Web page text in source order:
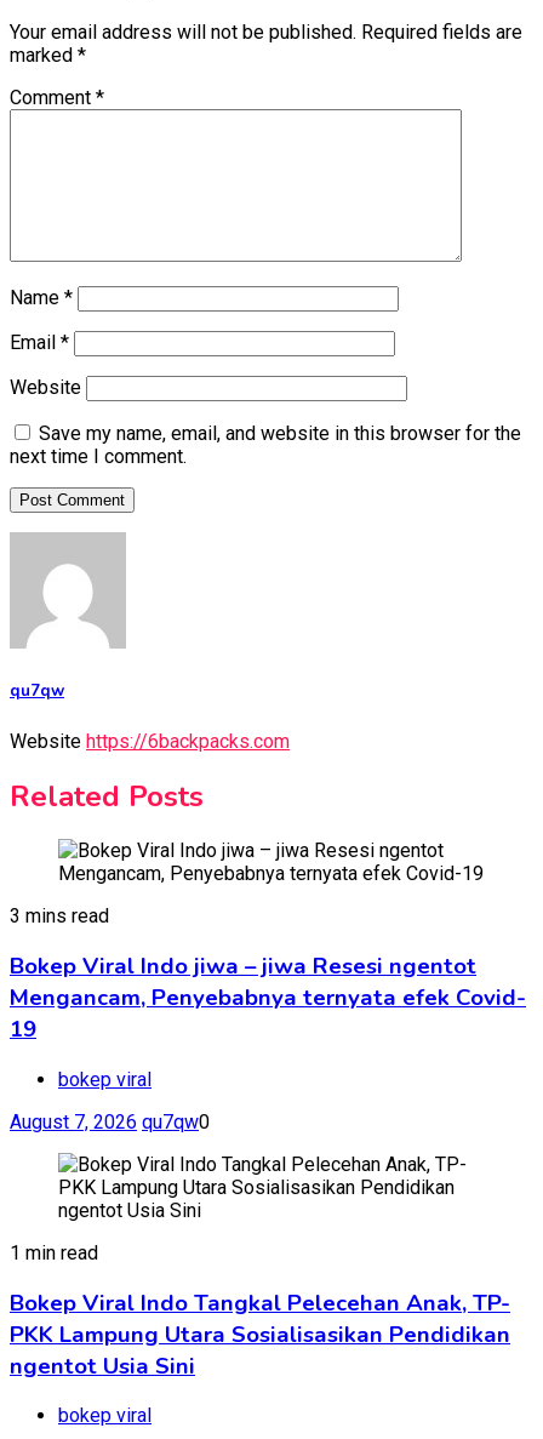
Your email address will not be published. Required fields are
marked *
Comment *
Name *
Email *
Website
Save my name, email, and website in this browser for the
next time I comment.
qu7qw
Website https://6backpacks.com
Related Posts
3 mins read
Bokep Viral Indo jiwa – jiwa Resesi ngentot
Mengancam, Penyebabnya ternyata efek Covid-
19
bokep viral
August 7, 2026 qu7qw0
1 min read
Bokep Viral Indo Tangkal Pelecehan Anak, TP-
PKK Lampung Utara Sosialisasikan Pendidikan
ngentot Usia Sini
bokep viral